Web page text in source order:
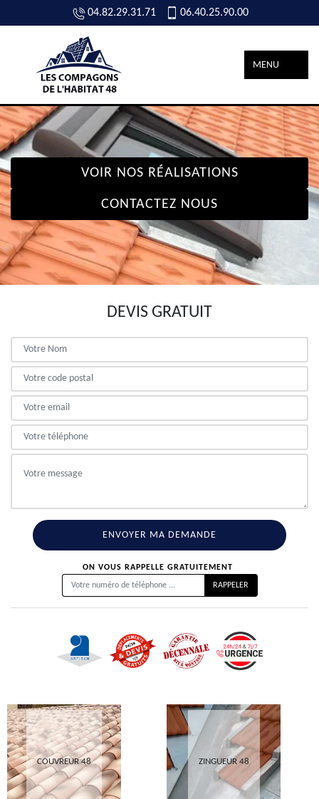
04.82.29.31.71 06.40.25.90.00
MENU
VOIR NOS RÉALISATIONS
CONTACTEZ NOUS
DEVIS GRATUIT
ON VOUS RAPPELLE GRATUITEMENT
COUVREUR 48 ZINGUEUR 48